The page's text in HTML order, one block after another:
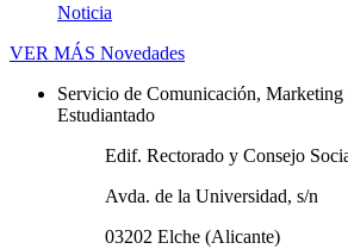
Noticia
VER MÁS Novedades
Servicio de Comunicación,
Estudiantado
Edif. Rectorado y Consejo
Avda. de la Universidad, s/n
03202 Elche (Alicante)